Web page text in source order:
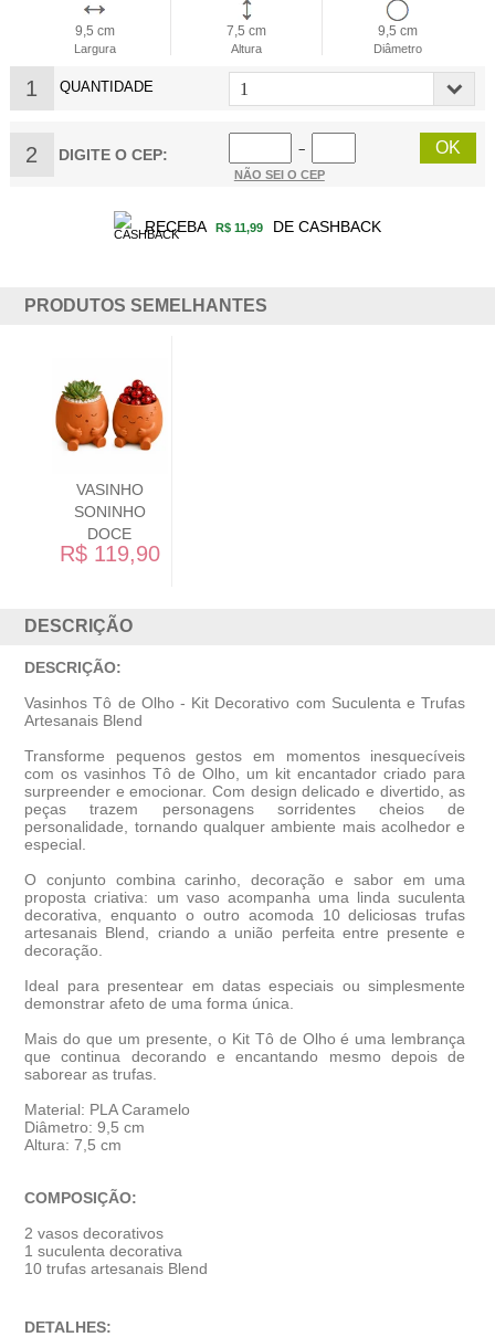
9,5 cm
Largura
7,5 cm
Altura
9,5 cm
Diâmetro
1 QUANTIDADE
2 DIGITE O CEP:
−
NÃO SEI O CEP
RECEBA R$ 11,99 DE CASHBACK
PRODUTOS SEMELHANTES
DESCRIÇÃO
DESCRIÇÃO:
Vasinhos Tô de Olho - Kit Decorativo com Suculenta e Trufas
Artesanais Blend
Transforme pequenos gestos em momentos inesquecíveis
com os vasinhos Tô de Olho, um kit encantador criado para
surpreender e emocionar. Com design delicado e divertido, as
peças trazem personagens sorridentes cheios de
personalidade, tornando qualquer ambiente mais acolhedor e
especial.
O conjunto combina carinho, decoração e sabor em uma
proposta criativa: um vaso acompanha uma linda suculenta
decorativa, enquanto o outro acomoda 10 deliciosas trufas
artesanais Blend, criando a união perfeita entre presente e
decoração.
Ideal para presentear em datas especiais ou simplesmente
demonstrar afeto de uma forma única.
Mais do que um presente, o Kit Tô de Olho é uma lembrança
que continua decorando e encantando mesmo depois de
saborear as trufas.
Material: PLA Caramelo
Diâmetro: 9,5 cm
Altura: 7,5 cm
COMPOSIÇÃO:
2 vasos decorativos
1 suculenta decorativa
10 trufas artesanais Blend
DETALHES: